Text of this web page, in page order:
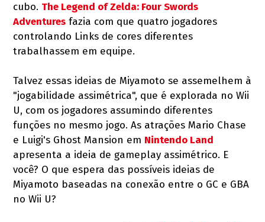
cubo. The Legend of Zelda: Four Swords
Adventures fazia com que quatro jogadores
controlando Links de cores diferentes
trabalhassem em equipe.
Talvez essas ideias de Miyamoto se assemelhem à
"jogabilidade assimétrica", que é explorada no Wii
U, com os jogadores assumindo diferentes
funções no mesmo jogo. As atrações Mario Chase
e Luigi's Ghost Mansion em Nintendo Land
apresenta a ideia de gameplay assimétrico. E
você? O que espera das possíveis ideias de
Miyamoto baseadas na conexão entre o GC e GBA
no Wii U?